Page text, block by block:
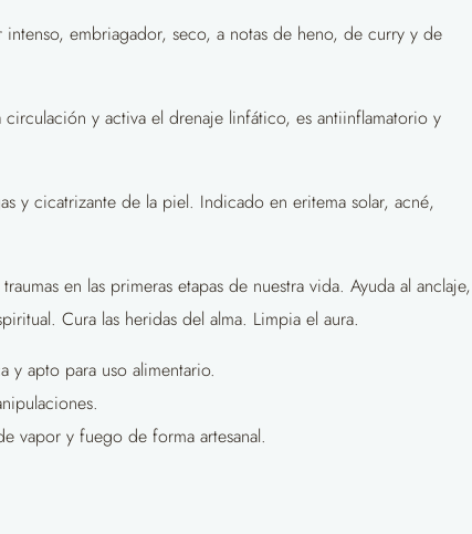
embriagador, seco, a notas de heno, de curry y de
y activa el drenaje linfático, es antiinflamatorio y
y cicatrizante de la piel. Indicado en eritema solar, acné,
en las primeras etapas de nuestra vida. Ayuda al anclaje,
Cura las heridas del alma. Limpia el aura.
y apto para uso alimentario.
vapor y fuego de forma artesanal.